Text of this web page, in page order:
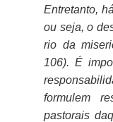
Entretanto,
ou seja, o
rio da
106). É
formulem
pastorais